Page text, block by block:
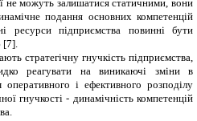
не можуть залишатися статичними, вони
подання основних компетенцій
ресурси підприємства повинні бути
[7].
стратегічну гнучкість підприємства,
реагувати на виникаючі зміни в
і ефективного розподілу
гнучкості - динамічність компетенцій